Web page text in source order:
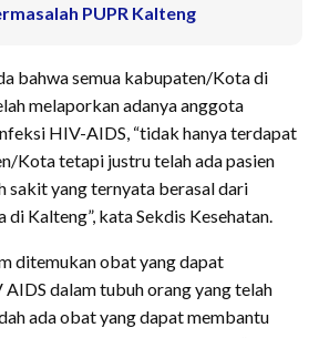
PUPR Kalteng
bahwa semua kabupaten/Kota di
melaporkan adanya anggota
HIV-AIDS, “tidak hanya terdapat
Kota tetapi justru telah ada pasien
sakit yang ternyata berasal dari
Kalteng”, kata Sekdis Kesehatan.
ditemukan obat yang dapat
dalam tubuh orang yang telah
ada obat yang dapat membantu